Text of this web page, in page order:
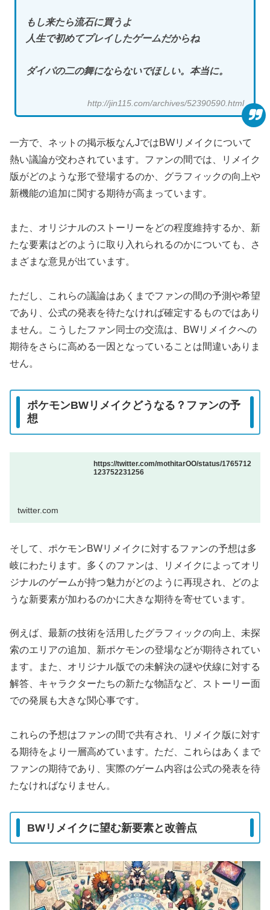
もし来たら流石に買うよ
人生で初めてプレイしたゲームだからね
ダイパの二の舞にならないでほしい。本当に。
http://jin115.com/archives/52390590.html
一方で、ネットの掲示板なんJではBWリメイクについて
熱い議論が交わされています。ファンの間では、リメイク
版がどのような形で登場するのか、グラフィックの向上や
新機能の追加に関する期待が高まっています。
また、オリジナルのストーリーをどの程度維持するか、新
たな要素はどのように取り入れられるのかについても、さ
まざまな意見が出ています。
ただし、これらの議論はあくまでファンの間の予測や希望
であり、公式の発表を待たなければ確定するものではあり
ません。こうしたファン同士の交流は、BWリメイクへの
期待をさらに高める一因となっていることは間違いありま
せん。
ポケモンBWリメイクどうなる？ファンの予
想
https://twitter.com/mothitarOO/status/1765712
123752231256
twitter.com
そして、ポケモンBWリメイクに対するファンの予想は多
岐にわたります。多くのファンは、リメイクによってオリ
ジナルのゲームが持つ魅力がどのように再現され、どのよ
うな新要素が加わるのかに大きな期待を寄せています。
例えば、最新の技術を活用したグラフィックの向上、未探
索のエリアの追加、新ポケモンの登場などが期待されてい
ます。また、オリジナル版での未解決の謎や伏線に対する
解答、キャラクターたちの新たな物語など、ストーリー面
での発展も大きな関心事です。
これらの予想はファンの間で共有され、リメイク版に対す
る期待をより一層高めています。ただ、これらはあくまで
ファンの期待であり、実際のゲーム内容は公式の発表を待
たなければなりません。
BWリメイクに望む新要素と改善点